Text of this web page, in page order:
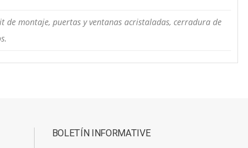
de montaje, puertas y ventanas acristaladas, cerradura de
BOLETÍN INFORMATIVE